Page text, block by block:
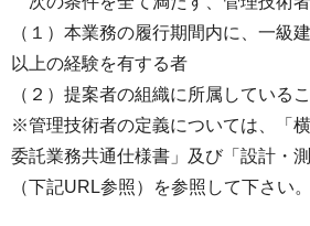
（１）本業務の履行期間内に、一級
以上の経験を有する者
（２）提案者の組織に所属している
※管理技術者の定義については、「
委託業務共通仕様書」及び「設計・
（下記URL参照）を参照して下さい。